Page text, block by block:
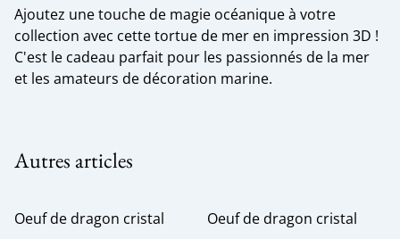
Ajoutez une touche de magie océanique à votre
collection avec cette tortue de mer en impression 3D !
C'est le cadeau parfait pour les passionnés de la mer
et les amateurs de décoration marine.
Autres articles
Oeuf de dragon cristal
Oeuf de dragon cristal